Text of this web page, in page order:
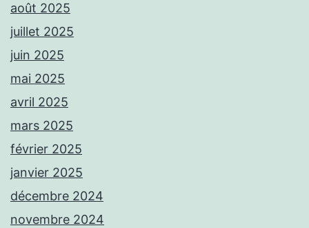
août 2025
juillet 2025
juin 2025
mai 2025
avril 2025
mars 2025
février 2025
janvier 2025
décembre 2024
novembre 2024